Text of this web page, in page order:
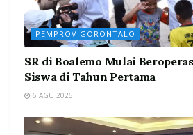
PEMPROV GORONTALO
SR di Boalemo Mulai
Siswa di Tahun Pertama
6 AGU 2026